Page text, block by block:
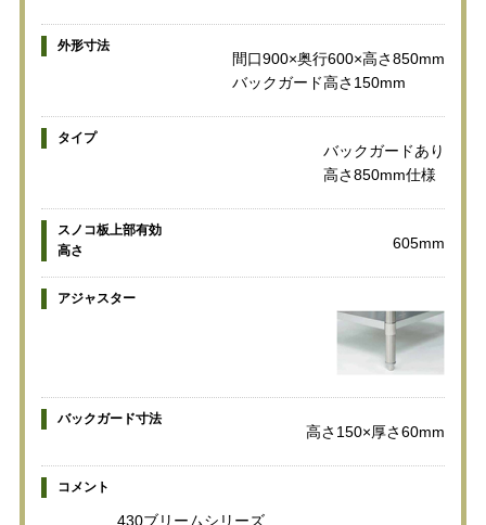
外形寸法
間口900×奥行600×高さ850mm
バックガード高さ150mm
タイプ
バックガードあり
高さ850mm仕様
スノコ板上部有効
高さ
605mm
アジャスター
バックガード寸法
高さ150×厚さ60mm
コメント
430ブリームシリーズ